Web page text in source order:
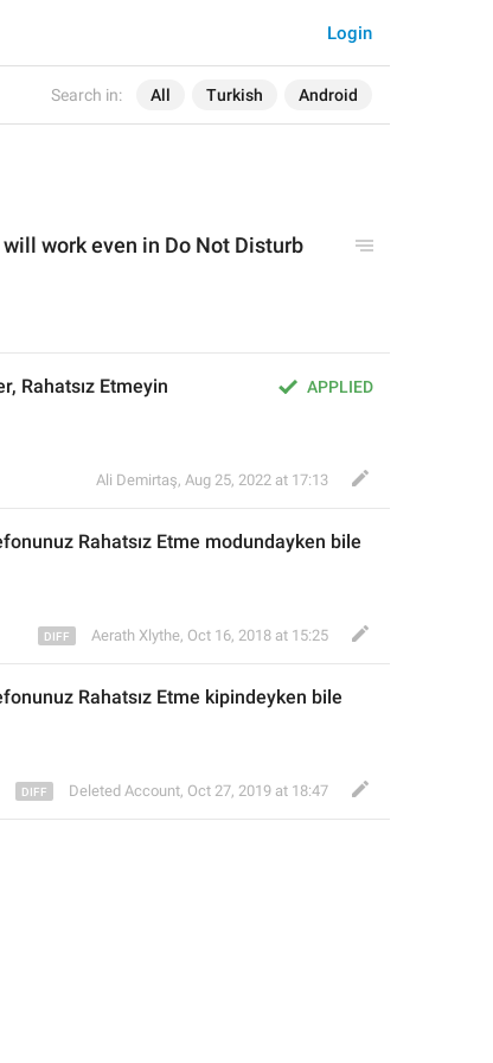
Search in: All Turkish Android
Login
work even in Do Not Disturb
APPLIED
Rahatsız Etmeyin
Ali Demirtaş, Aug 25, 2022 at 17:13
Rahatsız Etme modundayken bile
Aerath Xlythe, Oct 16, 2018 at 15:25
Rahatsız Etme kipindeyken bile
Deleted Account, Oct 27, 2019 at 18:47